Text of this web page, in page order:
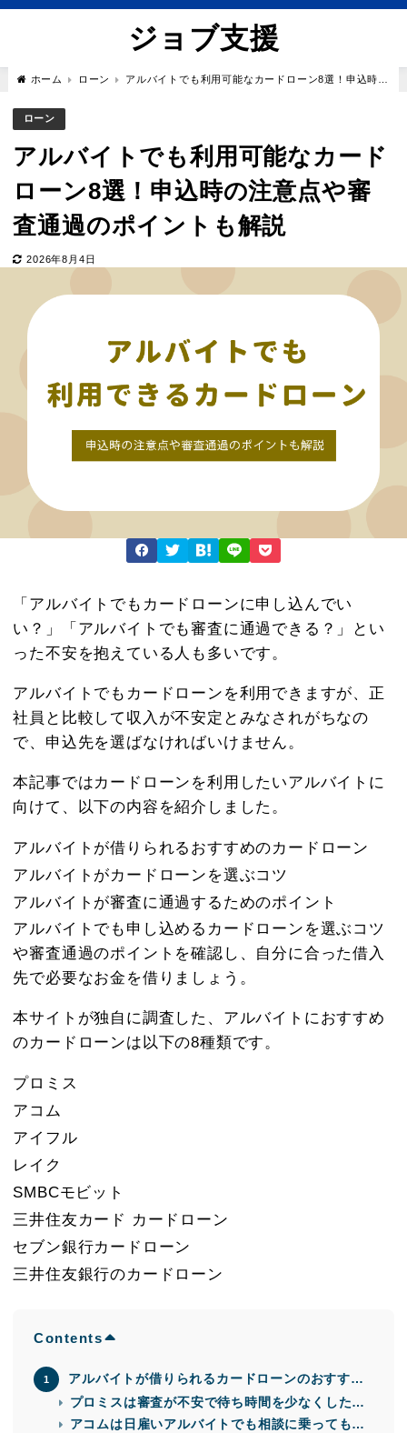
ジョブ支援
ホーム ローン
アルバイトでも利用可能なカードローン8選！申込時の
ローン
アルバイトでも利用可能なカード
ローン8選！申込時の注意点や審
査通過のポイントも解説
2026年8月4日
「アルバイトでもカードローンに申し込んでい
い？」「アルバイトでも審査に通過できる？」とい
った不安を抱えている人も多いです。
アルバイトでもカードローンを利用できますが、正
社員と比較して収入が不安定とみなされがちなの
で、申込先を選ばなければいけません。
本記事ではカードローンを利用したいアルバイトに
向けて、以下の内容を紹介しました。
アルバイトが借りられるおすすめのカードローン
アルバイトがカードローンを選ぶコツ
アルバイトが審査に通過するためのポイント
アルバイトでも申し込めるカードローンを選ぶコツ
や審査通過のポイントを確認し、自分に合った借入
先で必要なお金を借りましょう。
本サイトが独自に調査した、アルバイトにおすすめ
のカードローンは以下の8種類です。
プロミス
アコム
アイフル
レイク
SMBCモビット
三井住友カード カードローン
セブン銀行カードローン
三井住友銀行のカードローン
Contents
アルバイトが借りられるカードローンのおすすめ8
プロミスは審査が不安で待ち時間を少なくしたい
アルバイトに最適
アコムは日雇いアルバイトでも相談に乗ってもら